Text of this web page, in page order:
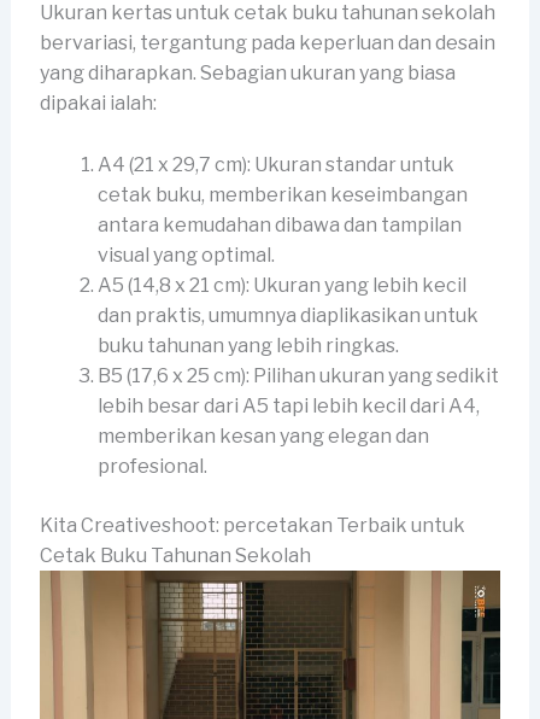
Ukuran kertas untuk cetak buku tahunan sekolah
bervariasi, tergantung pada keperluan dan desain
yang diharapkan. Sebagian ukuran yang biasa
dipakai ialah:
A4 (21 x 29,7 cm): Ukuran standar untuk
cetak buku, memberikan keseimbangan
antara kemudahan dibawa dan tampilan
visual yang optimal.
A5 (14,8 x 21 cm): Ukuran yang lebih kecil
dan praktis, umumnya diaplikasikan untuk
buku tahunan yang lebih ringkas.
B5 (17,6 x 25 cm): Pilihan ukuran yang sedikit
lebih besar dari A5 tapi lebih kecil dari A4,
memberikan kesan yang elegan dan
profesional.
Kita Creativeshoot: percetakan Terbaik untuk
Cetak Buku Tahunan Sekolah